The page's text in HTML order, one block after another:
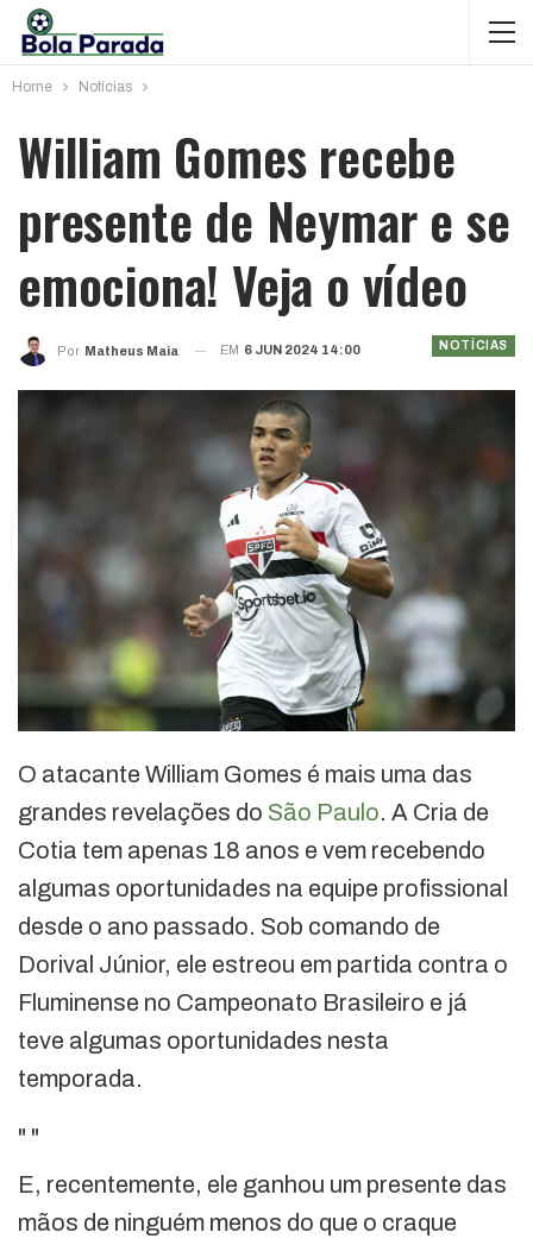
Home Notícias
William Gomes recebe
presente de Neymar e se
emociona! Veja o vídeo
NOTÍCIAS
Por Matheus Maia EM 6 JUN 2024 14:00
O atacante William Gomes é mais uma das
grandes revelações do São Paulo. A Cria de
Cotia tem apenas 18 anos e vem recebendo
algumas oportunidades na equipe profissional
desde o ano passado. Sob comando de
Dorival Júnior, ele estreou em partida contra o
Fluminense no Campeonato Brasileiro e já
teve algumas oportunidades nesta
temporada.
" "
E, recentemente, ele ganhou um presente das
mãos de ninguém menos do que o craque